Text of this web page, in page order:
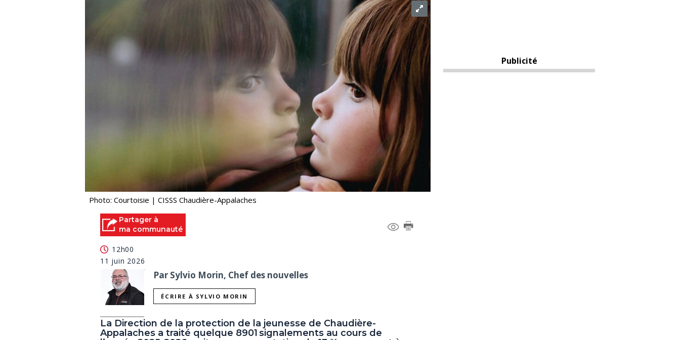
Photo: Courtoisie | CISSS Chaudière-Appalaches
Partager à
ma communauté
12h00
11 juin 2026
Par Sylvio Morin, Chef des nouvelles
ÉCRIRE À SYLVIO MORIN
La Direction de la protection de la jeunesse de Chaudière-
Appalaches a traité quelque 8901 signalements au cours de
Publicité